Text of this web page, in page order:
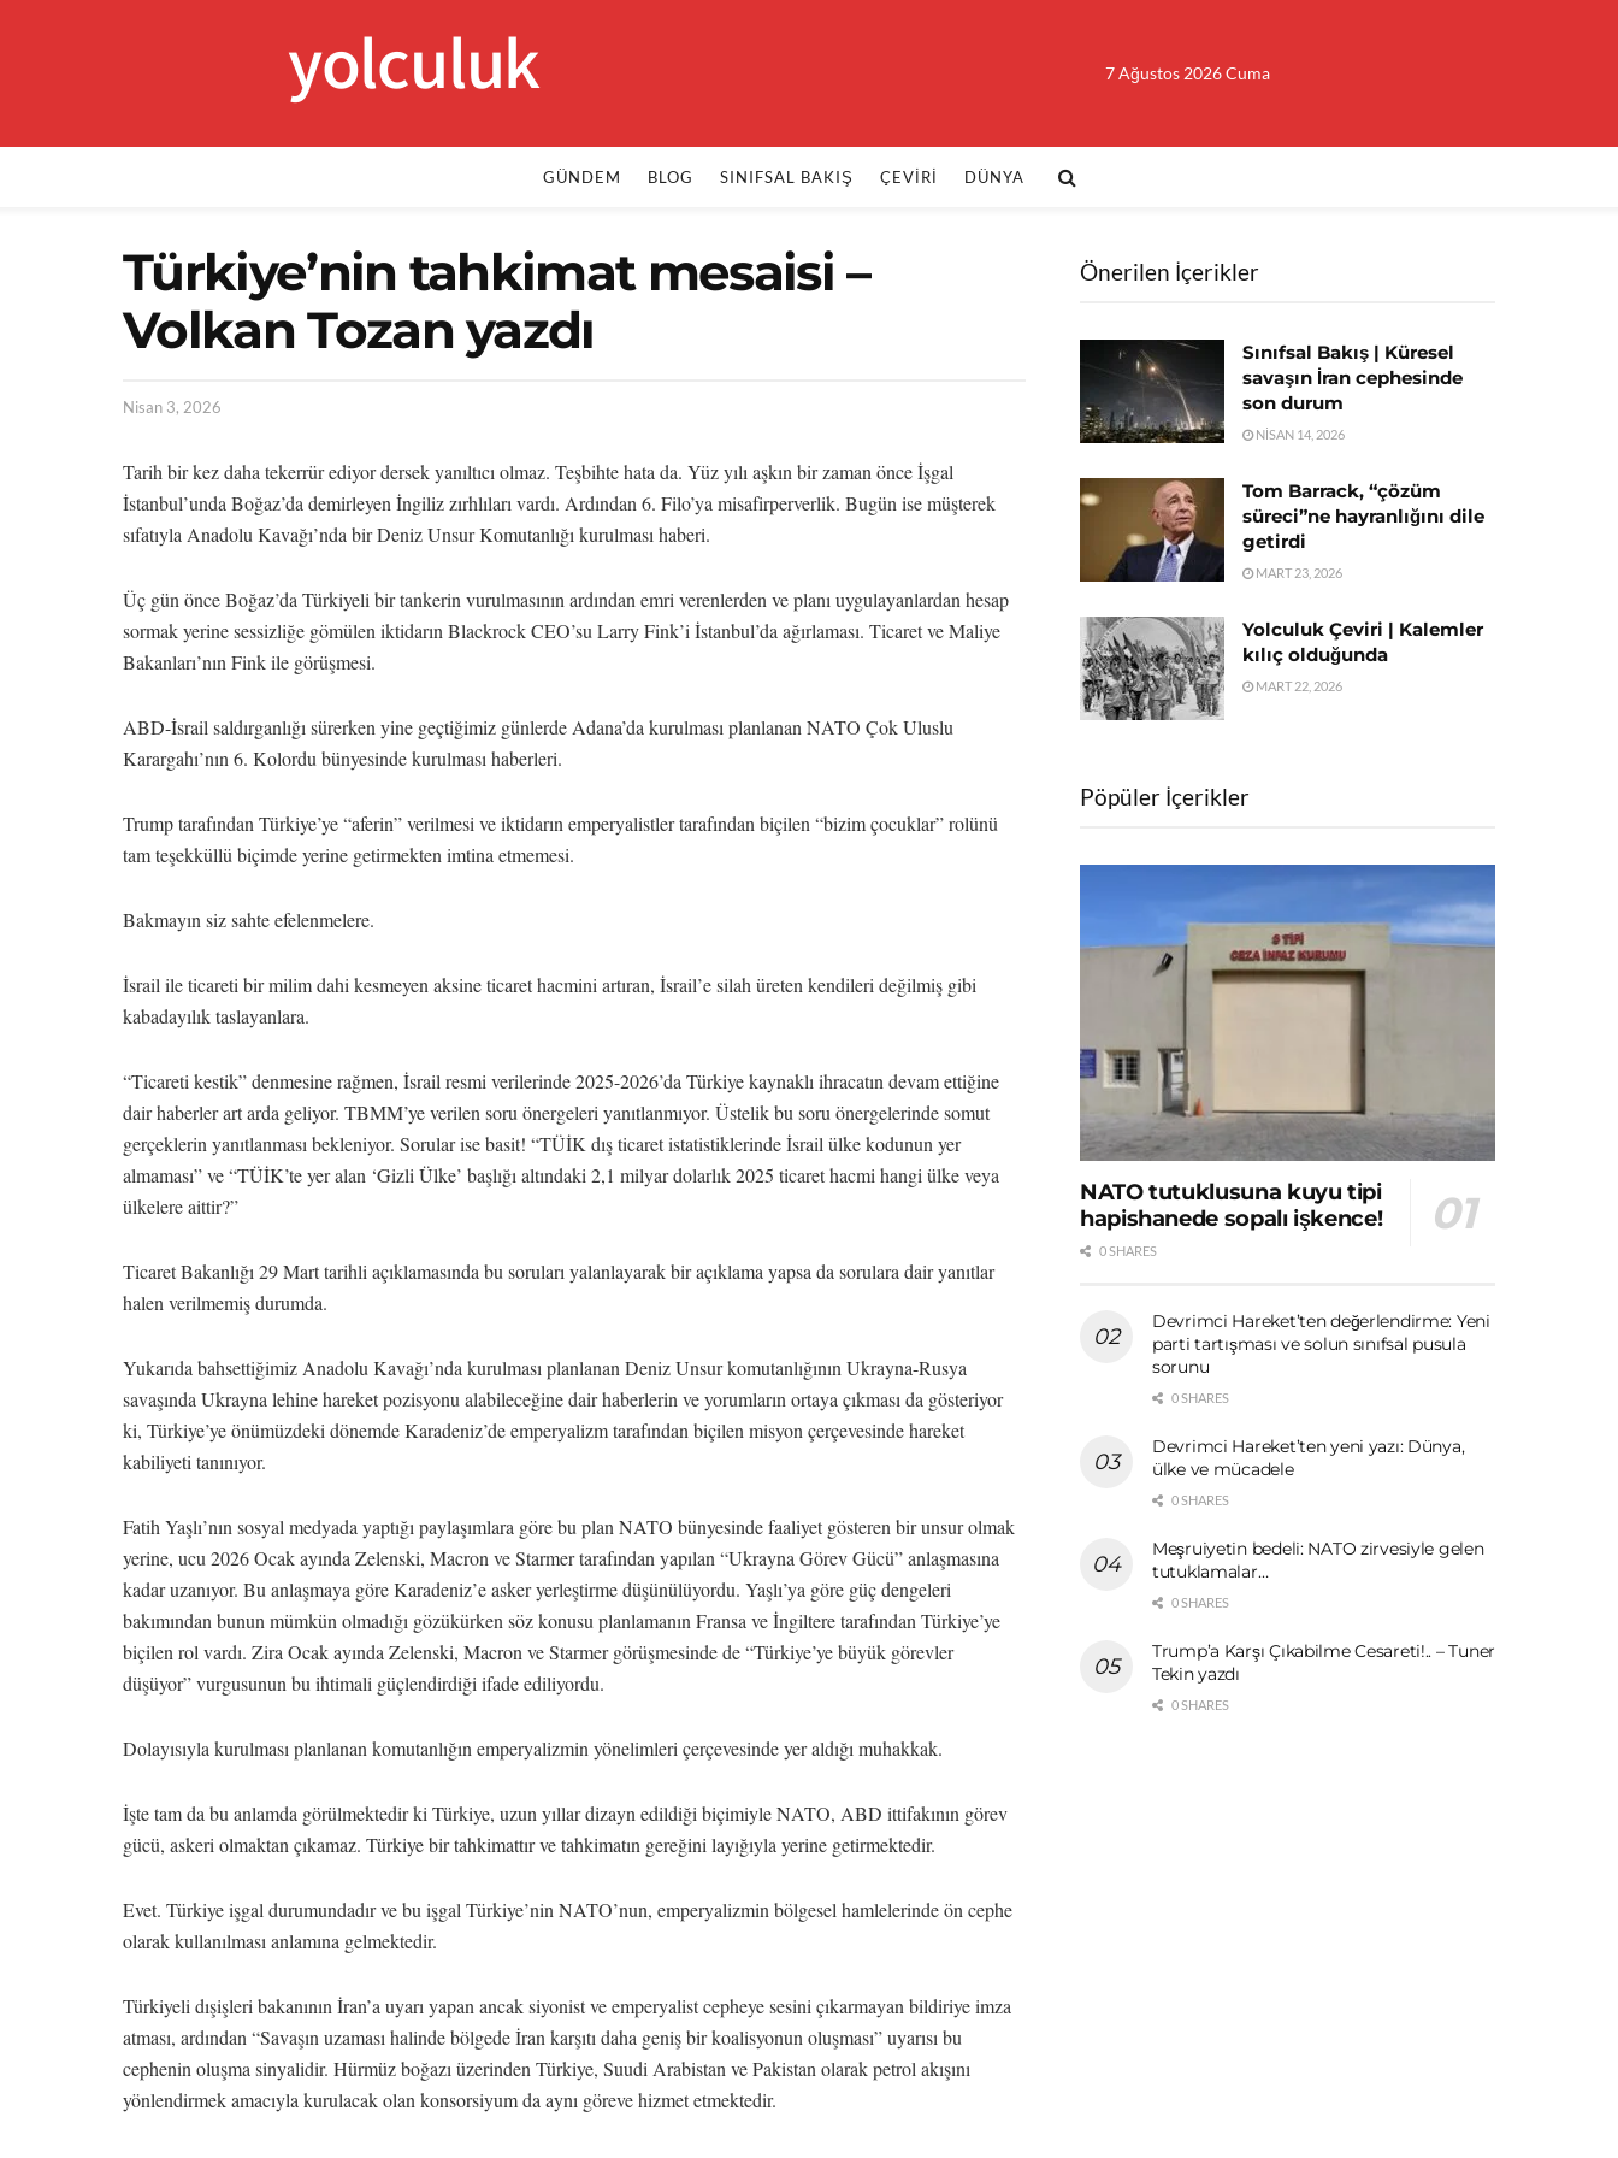
yolculuk 7 Ağustos 2026 Cuma
GÜNDEM BLOG SINIFSAL BAKIŞ ÇEVIRI DÜNYA
Türkiye’nin tahkimat mesaisi –
Volkan Tozan yazdı
Nisan 3, 2026
Tarih bir kez daha tekerrür ediyor dersek yanıltıcı olmaz. Teşbihte hata da. Yüz yılı aşkın bir zaman önce İşgal
İstanbul’unda Boğaz’da demirleyen İngiliz zırhlıları vardı. Ardından 6. Filo’ya misafirperverlik. Bugün ise müşterek
sıfatıyla Anadolu Kavağı’nda bir Deniz Unsur Komutanlığı kurulması haberi.
Üç gün önce Boğaz’da Türkiyeli bir tankerin vurulmasının ardından emri verenlerden ve planı uygulayanlardan hesap
sormak yerine sessizliğe gömülen iktidarın Blackrock CEO’su Larry Fink’i İstanbul’da ağırlaması. Ticaret ve Maliye
Bakanları’nın Fink ile görüşmesi.
ABD-İsrail saldırganlığı sürerken yine geçtiğimiz günlerde Adana’da kurulması planlanan NATO Çok Uluslu
Karargahı’nın 6. Kolordu bünyesinde kurulması haberleri.
Trump tarafından Türkiye’ye “aferin” verilmesi ve iktidarın emperyalistler tarafından biçilen “bizim çocuklar” rolünü
tam teşekküllü biçimde yerine getirmekten imtina etmemesi.
Bakmayın siz sahte efelenmelere.
İsrail ile ticareti bir milim dahi kesmeyen aksine ticaret hacmini artıran, İsrail’e silah üreten kendileri değilmiş gibi
kabadayılık taslayanlara.
“Ticareti kestik” denmesine rağmen, İsrail resmi verilerinde 2025-2026’da Türkiye kaynaklı ihracatın devam ettiğine
dair haberler art arda geliyor. TBMM’ye verilen soru önergeleri yanıtlanmıyor. Üstelik bu soru önergelerinde somut
gerçeklerin yanıtlanması bekleniyor. Sorular ise basit! “TÜİK dış ticaret istatistiklerinde İsrail ülke kodunun yer
almaması” ve “TÜİK’te yer alan ‘Gizli Ülke’ başlığı altındaki 2,1 milyar dolarlık 2025 ticaret hacmi hangi ülke veya
ülkelere aittir?”
Ticaret Bakanlığı 29 Mart tarihli açıklamasında bu soruları yalanlayarak bir açıklama yapsa da sorulara dair yanıtlar
halen verilmemiş durumda.
Yukarıda bahsettiğimiz Anadolu Kavağı’nda kurulması planlanan Deniz Unsur komutanlığının Ukrayna-Rusya
savaşında Ukrayna lehine hareket pozisyonu alabileceğine dair haberlerin ve yorumların ortaya çıkması da gösteriyor
ki, Türkiye’ye önümüzdeki dönemde Karadeniz’de emperyalizm tarafından biçilen misyon çerçevesinde hareket
kabiliyeti tanınıyor.
Fatih Yaşlı’nın sosyal medyada yaptığı paylaşımlara göre bu plan NATO bünyesinde faaliyet gösteren bir unsur olmak
yerine, ucu 2026 Ocak ayında Zelenski, Macron ve Starmer tarafından yapılan “Ukrayna Görev Gücü” anlaşmasına
kadar uzanıyor. Bu anlaşmaya göre Karadeniz’e asker yerleştirme düşünülüyordu. Yaşlı’ya göre güç dengeleri
bakımından bunun mümkün olmadığı gözükürken söz konusu planlamanın Fransa ve İngiltere tarafından Türkiye’ye
biçilen rol vardı. Zira Ocak ayında Zelenski, Macron ve Starmer görüşmesinde de “Türkiye’ye büyük görevler
düşüyor” vurgusunun bu ihtimali güçlendirdiği ifade ediliyordu.
Dolayısıyla kurulması planlanan komutanlığın emperyalizmin yönelimleri çerçevesinde yer aldığı muhakkak.
İşte tam da bu anlamda görülmektedir ki Türkiye, uzun yıllar dizayn edildiği biçimiyle NATO, ABD ittifakının görev
gücü, askeri olmaktan çıkamaz. Türkiye bir tahkimattır ve tahkimatın gereğini layığıyla yerine getirmektedir.
Evet. Türkiye işgal durumundadır ve bu işgal Türkiye’nin NATO’nun, emperyalizmin bölgesel hamlelerinde ön cephe
olarak kullanılması anlamına gelmektedir.
Türkiyeli dışişleri bakanının İran’a uyarı yapan ancak siyonist ve emperyalist cepheye sesini çıkarmayan bildiriye imza
atması, ardından “Savaşın uzaması halinde bölgede İran karşıtı daha geniş bir koalisyonun oluşması” uyarısı bu
cephenin oluşma sinyalidir. Hürmüz boğazı üzerinden Türkiye, Suudi Arabistan ve Pakistan olarak petrol akışını
yönlendirmek amacıyla kurulacak olan konsorsiyum da aynı göreve hizmet etmektedir.
Önerilen İçerikler
Sınıfsal Bakış | Küresel
savaşın İran cephesinde
son durum
NISAN 14, 2026
Tom Barrack, “çözüm
süreci”ne hayranlığını dile
getirdi
MART 23, 2026
Yolculuk Çeviri | Kalemler
kılıç olduğunda
MART 22, 2026
Pöpüler İçerikler
NATO tutuklusuna kuyu tipi
hapishanede sopalı işkence!
0 SHARES
Devrimci Hareket’ten değerlendirme: Yeni
parti tartışması ve solun sınıfsal pusula
sorunu
0 SHARES
Devrimci Hareket’ten yeni yazı: Dünya,
ülke ve mücadele
0 SHARES
Meşruiyetin bedeli: NATO zirvesiyle gelen
tutuklamalar…
0 SHARES
Trump’a Karşı Çıkabilme Cesareti!.. – Tuner
Tekin yazdı
0 SHARES